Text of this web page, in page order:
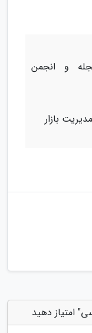
و انجمن
بازار
امتیاز دهید